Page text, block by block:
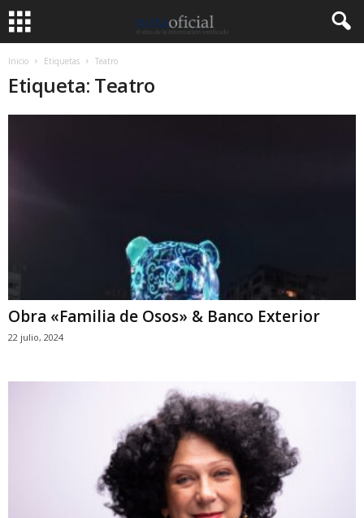
Inicio Etiquetas Teatro
Etiqueta: Teatro
Obra «Familia de Osos» & Banco Exterior
22 julio, 2024